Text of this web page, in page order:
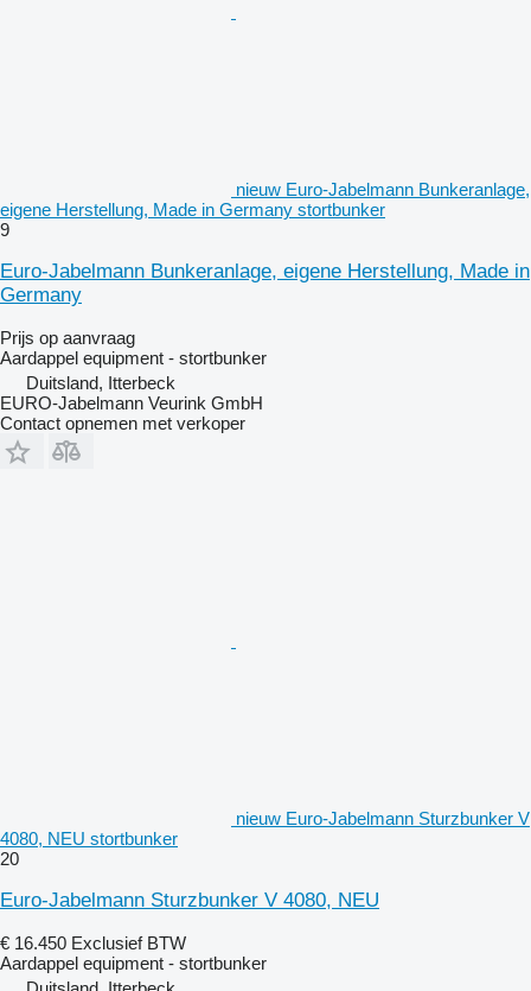
nieuw Euro-Jabelmann Bunkeranlage,
eigene Herstellung, Made in Germany stortbunker
9
Euro-Jabelmann Bunkeranlage, eigene Herstellung, Made in
Germany
Prijs op aanvraag
Aardappel equipment - stortbunker
Duitsland, Itterbeck
EURO-Jabelmann Veurink GmbH
Contact opnemen met verkoper
nieuw Euro-Jabelmann Sturzbunker V
4080, NEU stortbunker
20
Euro-Jabelmann Sturzbunker V 4080, NEU
€ 16.450 Exclusief BTW
Aardappel equipment - stortbunker